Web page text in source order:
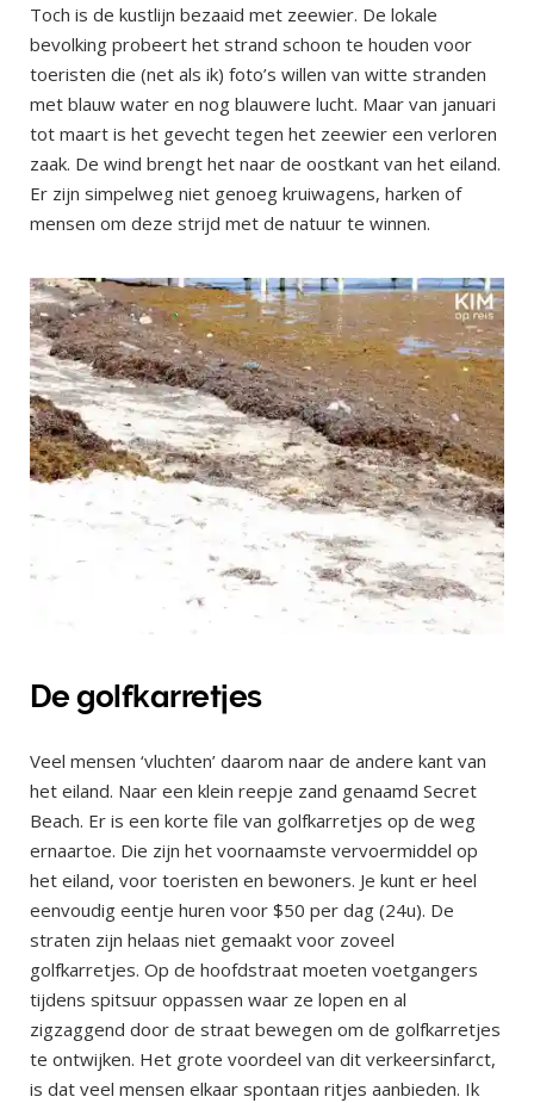
Toch is de kustlijn bezaaid met zeewier. De lokale
bevolking probeert het strand schoon te houden voor
toeristen die (net als ik) foto’s willen van witte stranden
met blauw water en nog blauwere lucht. Maar van januari
tot maart is het gevecht tegen het zeewier een verloren
zaak. De wind brengt het naar de oostkant van het eiland.
Er zijn simpelweg niet genoeg kruiwagens, harken of
mensen om deze strijd met de natuur te winnen.
De golfkarretjes
Veel mensen ‘vluchten’ daarom naar de andere kant van
het eiland. Naar een klein reepje zand genaamd Secret
Beach. Er is een korte file van golfkarretjes op de weg
ernaartoe. Die zijn het voornaamste vervoermiddel op
het eiland, voor toeristen en bewoners. Je kunt er heel
eenvoudig eentje huren voor $50 per dag (24u). De
straten zijn helaas niet gemaakt voor zoveel
golfkarretjes. Op de hoofdstraat moeten voetgangers
tijdens spitsuur oppassen waar ze lopen en al
zigzaggend door de straat bewegen om de golfkarretjes
te ontwijken. Het grote voordeel van dit verkeersinfarct,
is dat veel mensen elkaar spontaan ritjes aanbieden. Ik